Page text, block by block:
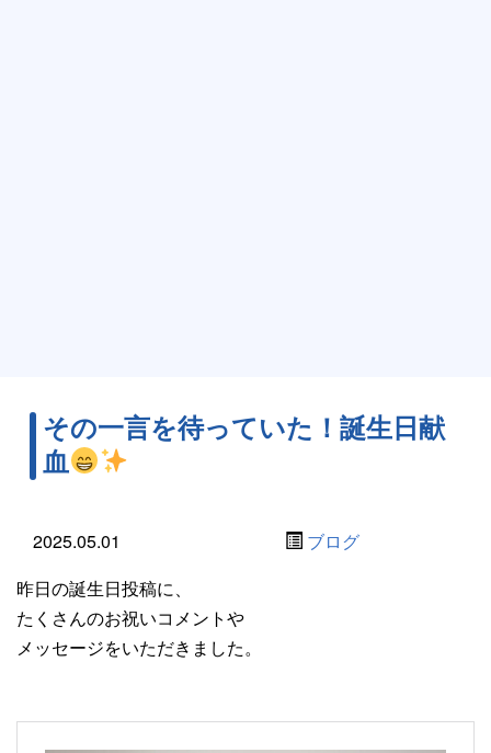
その一言を待っていた！誕生日献
血
2025.05.01
ブログ
昨日の誕生日投稿に、
たくさんのお祝いコメントや
メッセージをいただきました。